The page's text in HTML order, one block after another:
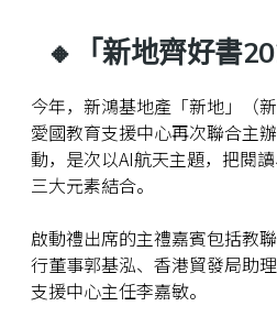
🔸「新地齊好書
今年，新鴻基地產「新地」（
愛國教育支援中心再次聯合主
動，是次以AI航天主題，把閱
三大元素結合。
啟動禮出席的主禮嘉賓包括教
行董事郭基泓、香港貿發局助
支援中心主任李嘉敏。